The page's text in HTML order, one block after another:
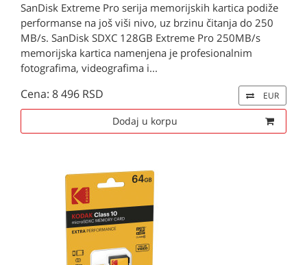
SanDisk Extreme Pro serija memorijskih kartica podiže
performanse na još viši nivo, uz brzinu čitanja do 250
MB/s. SanDisk SDXC 128GB Extreme Pro 250MB/s
memorijska kartica namenjena je profesionalnim
fotografima, videografima i...
Cena: 8 496 RSD EUR
Dodaj u korpu